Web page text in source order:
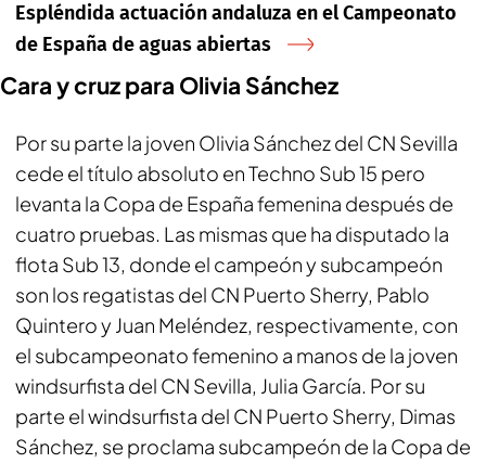
Espléndida actuación andaluza en el Campeonato
de España de aguas abiertas
Cara y cruz para Olivia Sánchez
Por su parte la joven Olivia Sánchez del CN Sevilla
cede el título absoluto en Techno Sub 15 pero
levanta la Copa de España femenina después de
cuatro pruebas. Las mismas que ha disputado la
flota Sub 13, donde el campeón y subcampeón
son los regatistas del CN Puerto Sherry, Pablo
Quintero y Juan Meléndez, respectivamente, con
el subcampeonato femenino a manos de la joven
windsurfista del CN Sevilla, Julia García. Por su
parte el windsurfista del CN Puerto Sherry, Dimas
Sánchez, se proclama subcampeón de la Copa de